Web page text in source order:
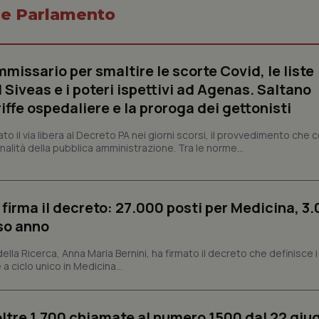
Parlamento
per smaltire le scorte Covid, le liste
Siveas e i poteri ispettivi ad Agenas. Saltano
ospedaliere e la proroga dei gettonisti
il via libera al Decreto PA nei giorni scorsi, il provvedimento che
della pubblica amministrazione. Tra le norme...
il decreto: 27.000 posti per Medicina,
anno
Ricerca, Anna Maria Bernini, ha firmato il decreto che definisce
ciclo unico in Medicina...
Statistici Marketing
a rendere fruibile il sito web abilitandone funzionalità di base quali la
del sito. Il sito web non è in grado di funzionare correttamente senza questi
YouTube
.youtube.com
5 mesi 4
settimane
Questo cookie viene utilizzato
scelte di consenso e privacy
impostazioni sulla privacy,
CookieScript
www.quotidianosanita.it
5 mesi 3
Questo cookie viene utilizzato
correttamente.
www.quotidianosanita.it
4
Questo cookie è impostato